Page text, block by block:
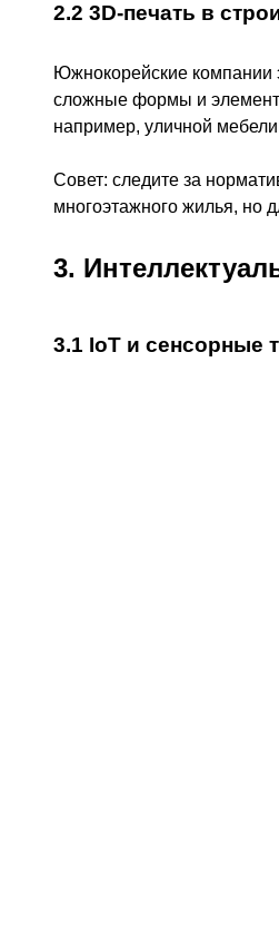
2.2 3D-печать в
Южнокорейские компании
сложные формы и
например, уличной
Совет: следите за
многоэтажного жилья, но
3.
3.1 IoT и сенсорные